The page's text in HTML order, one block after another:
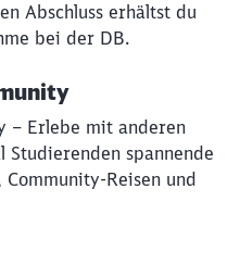
Abschluss erhältst du
bei der DB.
– Erlebe mit anderen
Studierenden spannende
Community-Reisen und